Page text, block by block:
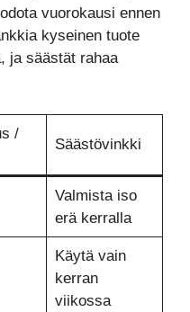
vuorokausi ennen
kyseinen tuote
ja säästät rahaa
/
Säästövinkki
Valmista iso
erä kerralla
Käytä vain
kerran
viikossa